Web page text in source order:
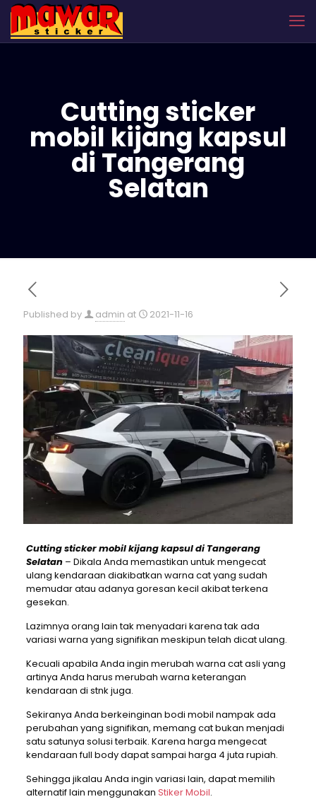
Cutting sticker
mobil kijang kapsul
di Tangerang
Selatan
Published by admin at 2021-11-16
Cutting sticker mobil kijang kapsul di Tangerang
Selatan– Dikala Anda memastikan untuk mengecat
ulang kendaraan diakibatkan warna cat yang sudah
memudar atau adanya goresan kecil akibat terkena
gesekan.
Lazimnya orang lain tak menyadari karena tak ada
variasi warna yang signifikan meskipun telah dicat ulang.
Kecuali apabila Anda ingin merubah warna cat asli yang
artinya Anda harus merubah warna keterangan
kendaraan di stnk juga.
Sekiranya Anda berkeinginan bodi mobil nampak ada
perubahan yang signifikan, memang cat bukan menjadi
satu satunya solusi terbaik. Karena harga mengecat
kendaraan full body dapat sampai harga 4 juta rupiah.
Sehingga jikalau Anda ingin variasi lain, dapat memilih
alternatif lain menggunakan Stiker Mobil.